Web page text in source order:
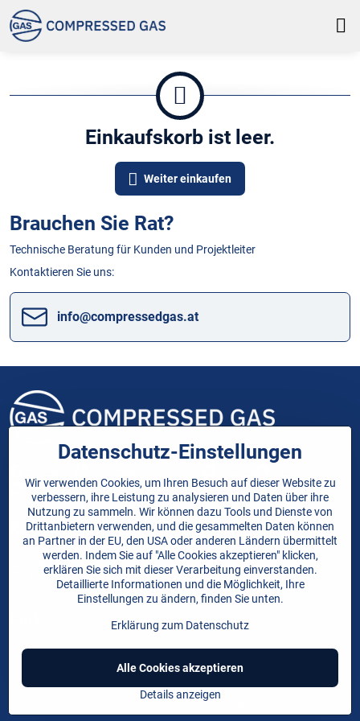
Einkaufskorb ist leer.
Weiter einkaufen
Brauchen Sie Rat?
Technische Beratung für Kunden und Projektleiter
Kontaktieren Sie uns:
info​@compressedgas​.at
LinkedIn
Kontakt
+421 908 528 437
info@compressedgas.at
©2026Urheberrecht
Datenschutz-EinstellungenErklärung zum Datenschutz
Website erstellt mit:BiznisWeb.sk
Datenschutz-Einstellungen
Wir verwenden Cookies, um Ihren Besuch auf dieser Website zu
verbessern, ihre Leistung zu analysieren und Daten über ihre
Nutzung zu sammeln. Wir können dazu Tools und Dienste von
Drittanbietern verwenden, und die gesammelten Daten können
an Partner in der EU, den USA oder anderen Ländern übermittelt
werden. Indem Sie auf "Alle Cookies akzeptieren" klicken,
erklären Sie sich mit dieser Verarbeitung einverstanden.
Detaillierte Informationen und die Möglichkeit, Ihre
Einstellungen zu ändern, finden Sie unten.
Erklärung zum Datenschutz
Details anzeigen
Alle Cookies akzeptieren